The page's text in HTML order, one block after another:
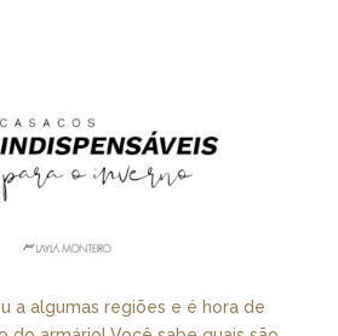
a algumas regiões e é hora de